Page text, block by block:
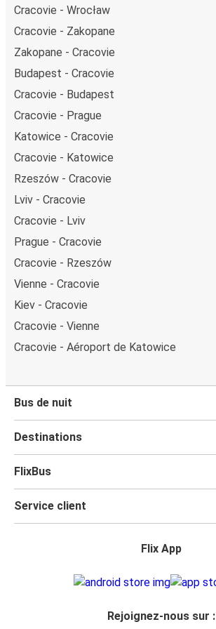
Cracovie - Wrocław
Cracovie - Zakopane
Zakopane - Cracovie
Budapest - Cracovie
Cracovie - Budapest
Cracovie - Prague
Katowice - Cracovie
Cracovie - Katowice
Rzeszów - Cracovie
Lviv - Cracovie
Cracovie - Lviv
Prague - Cracovie
Cracovie - Rzeszów
Vienne - Cracovie
Kiev - Cracovie
Cracovie - Vienne
Cracovie - Aéroport de Katowice
Bus de nuit
Destinations
FlixBus
Service client
Flix App
Rejoignez-nous sur :